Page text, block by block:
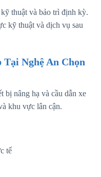
thuật và bảo trì định kỳ.
kỹ thuật và dịch vụ sau
Tại Nghệ An Chọn
bị nâng hạ và cầu dẫn xe
khu vực lân cận.
tế